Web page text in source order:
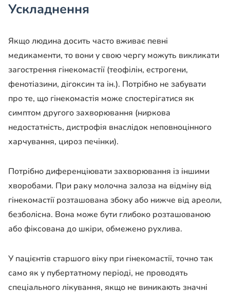
Ускладнення
Якщо людина досить часто вживає певні
медикаменти, то вони у свою чергу можуть викликати
загострення гінекомастії (теофілін, естрогени,
фенотіазини, дігоксин та ін.). Потрібно не забувати
про те, що гінекомастія може спостерігатися як
симптом другого захворювання (ниркова
недостатність, дистрофія внаслідок неповноцінного
харчування, цироз печінки).
Потрібно диференціювати захворювання із іншими
хворобами. При раку молочна залоза на відміну від
гінекомастії розташована збоку або нижче від ареоли,
безболісна. Вона може бути глибоко розташованою
або фіксована до шкіри, обмежено рухлива.
У пацієнтів старшого віку при гінекомастії, точно так
само як у пубертатному періоді, не проводять
спеціального лікування, якщо не виникають значні